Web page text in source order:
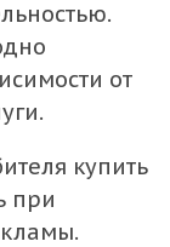
от
купить
при